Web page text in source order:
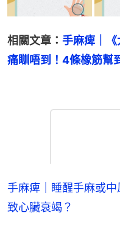
相關文章： 手麻痺｜
痛瞓唔到！4條橡筋幫
手麻痺｜睡醒手麻或
致心臟衰竭？